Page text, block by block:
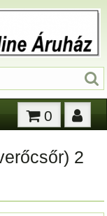
0
2